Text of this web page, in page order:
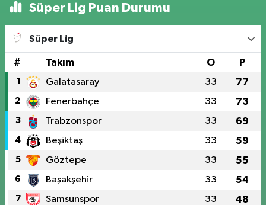
Süper Lig Puan Durumu
Süper Lig
# Takım O P
1 Galatasaray 33 77
2 Fenerbahçe 33 73
3 Trabzonspor 33 69
4 Beşiktaş 33 59
5 Göztepe 33 55
6 Başakşehir 33 54
7 Samsunspor 33 48